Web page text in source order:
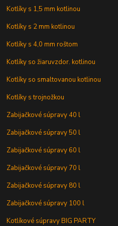
Kotlíky s 1,5 mm kotlinou
Kotlíky s 2 mm kotlinou
Kotlíky s 4,0 mm roštom
Kotlíky so žiaruvzdor. kotlinou
Kotlíky so smaltovanou kotlinou
Kotlíky s trojnožkou
Zabijačkové súpravy 40 l
Zabijačkové súpravy 50 l
Zabijačkové súpravy 60 l
Zabijačkové súpravy 70 l
Zabijačkové súpravy 80 l
Zabijačkové súpravy 100 l
Kotlíkové súpravy BIG PARTY